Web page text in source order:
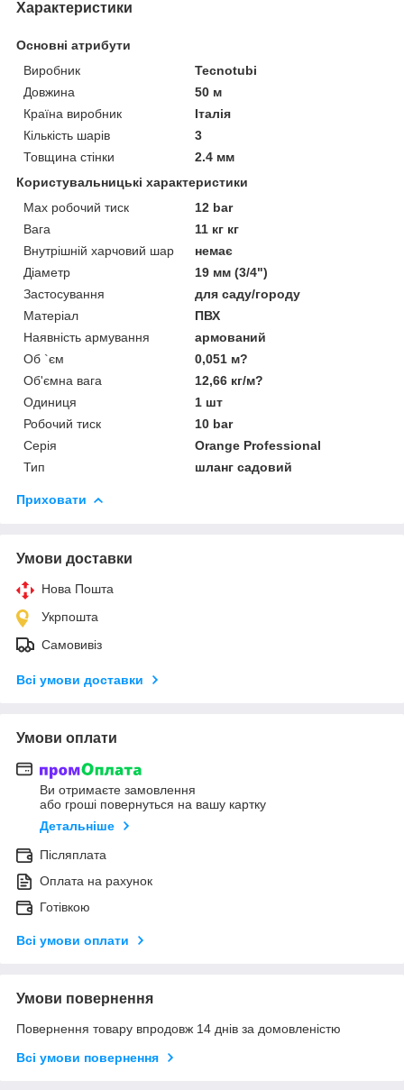
Характеристики
Основні атрибути
Виробник
Tecnotubi
Довжина
50 м
Країна виробник
Італія
Кількість шарів
3
Товщина стінки
2.4 мм
Користувальницькі характеристики
Max робочий тиск
12 bar
Вага
11 кг кг
Внутрішній харчовий шар
немає
Діаметр
19 мм (3/4")
Застосування
для саду/городу
Матеріал
ПВХ
Наявність армування
армований
Об `єм
0,051 м?
Об'ємна вага
12,66 кг/м?
Одиниця
1 шт
Робочий тиск
10 bar
Серія
Orange Professional
Тип
шланг садовий
Приховати
Умови доставки
Нова Пошта
Укрпошта
Самовивіз
Всі умови доставки
Умови оплати
Ви отримаєте замовлення
або гроші повернуться на вашу картку
Детальніше
Післяплата
Оплата на рахунок
Готівкою
Всі умови оплати
Умови повернення
Повернення товару впродовж 14 днів за домовленістю
Всі умови повернення